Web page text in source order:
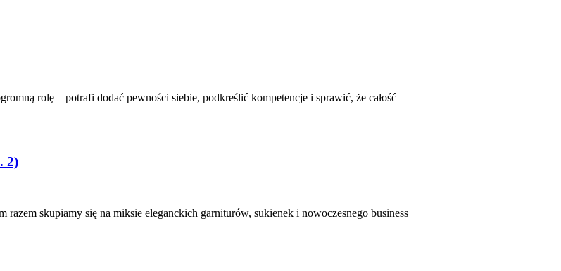
rolę – potrafi dodać pewności siebie, podkreślić kompetencje i sprawić, że całość
2)
skupiamy się na miksie eleganckich garniturów, sukienek i nowoczesnego business